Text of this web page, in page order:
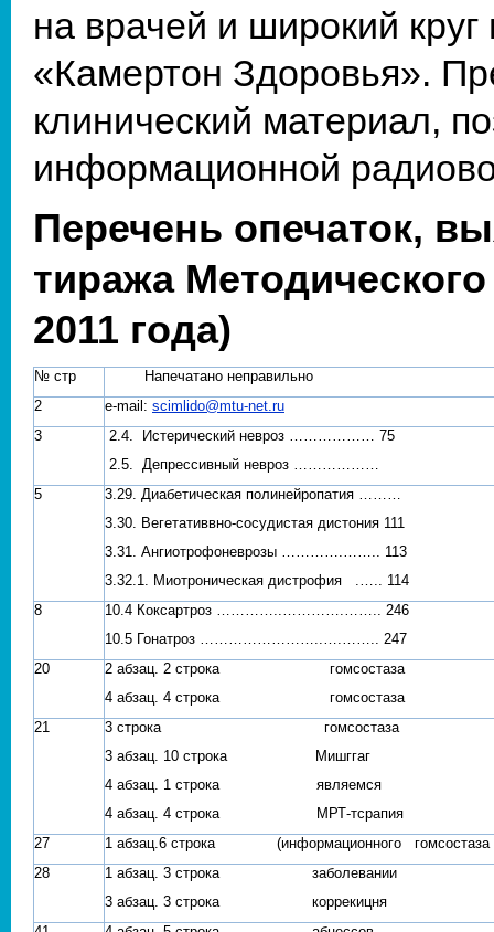
на врачей и широкий
«Камертон Здоровья».
клинический материал,
информационной
Перечень опечаток,
тиража
2011 года)
№ стр
Напечатано неправильно
2
e-mail: scimlido@mtu-net.ru
3
2.4. Истерический невроз ……………… 75
2.5. Депрессивный невроз ………………
5
3.29. Диабетическая полинейропатия ………
3.30. Вегетативвно-сосудистая дистония 111
3.31. Ангиотрофоневрозы ………….…….. 113
3.32.1. Миотроническая дистрофия .….. 114
8
10.4 Коксартроз …………..………….…….. 246
10.5 Гонатроз ……………………..….…….. 247
20
2 абзац. 2 строка гомсостаза
4 абзац. 4 строка гомсостаза
21
3 строка гомсостаза
3 абзац. 10 строка Мишггаг
4 абзац. 1 строка являемся
4 абзац. 4 строка МРТ-тсрапия
27
1 абзац.6 строка (информационного гомсостаза
28
1 абзац. 3 строка заболевании
3 абзац. 3 строка коррекицня